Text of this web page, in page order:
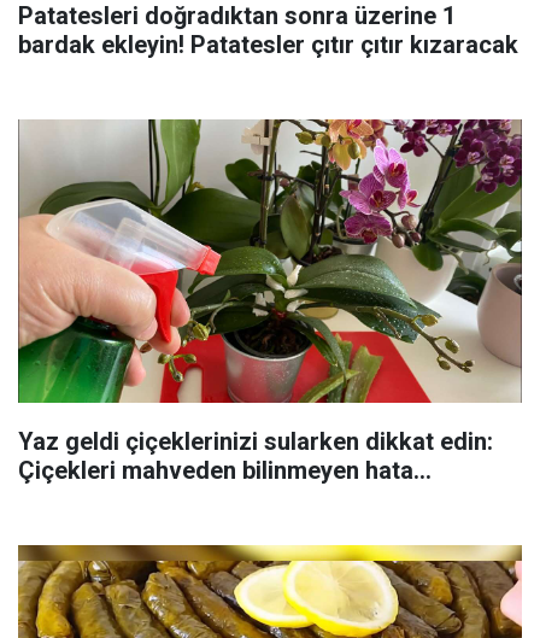
Patatesleri doğradıktan sonra üzerine 1
bardak ekleyin! Patatesler çıtır çıtır kızaracak
Yaz geldi çiçeklerinizi sularken dikkat edin:
Çiçekleri mahveden bilinmeyen hata...